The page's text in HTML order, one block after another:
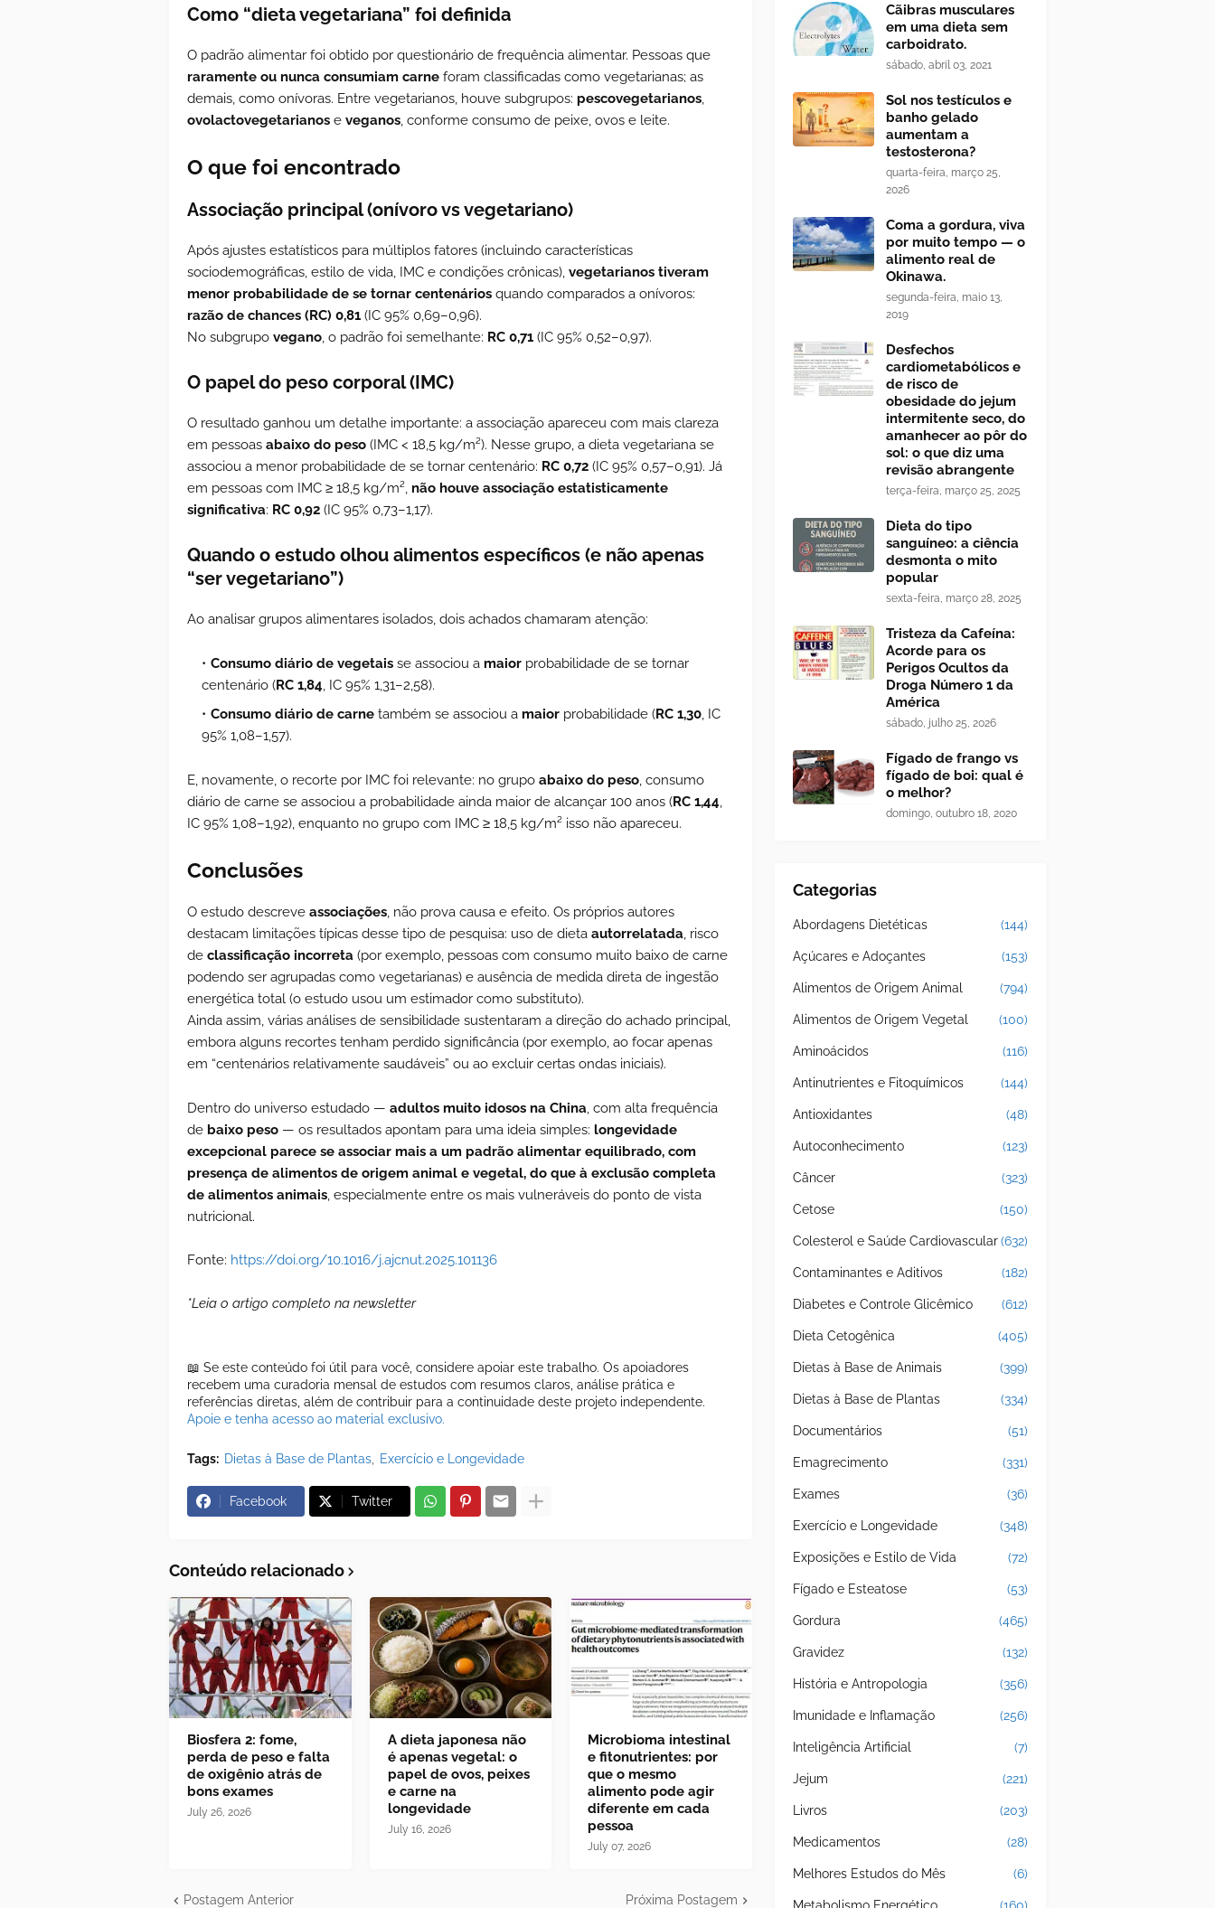
Como “dieta vegetariana” foi definida
O padrão alimentar foi obtido por questionário de frequência alimentar. Pessoas que
raramente ou nunca consumiam carne foram classificadas como vegetarianas; as
demais, como onívoras. Entre vegetarianos, houve subgrupos: pescovegetarianos,
ovolactovegetarianos e veganos, conforme consumo de peixe, ovos e leite.
O que foi encontrado
Associação principal (onívoro vs vegetariano)
Após ajustes estatísticos para múltiplos fatores (incluindo características
sociodemográficas, estilo de vida, IMC e condições crônicas), vegetarianos tiveram
menor probabilidade de se tornar centenários quando comparados a onívoros:
razão de chances (RC) 0,81 (IC 95% 0,69–0,96).
No subgrupo vegano, o padrão foi semelhante: RC 0,71 (IC 95% 0,52–0,97).
O papel do peso corporal (IMC)
O resultado ganhou um detalhe importante: a associação apareceu com mais clareza
em pessoas abaixo do peso (IMC < 18,5 kg/m²). Nesse grupo, a dieta vegetariana se
associou a menor probabilidade de se tornar centenário: RC 0,72 (IC 95% 0,57–0,91). Já
em pessoas com IMC ≥ 18,5 kg/m², não houve associação estatisticamente
significativa: RC 0,92 (IC 95% 0,73–1,17).
Quando o estudo olhou alimentos específicos (e não apenas
“ser vegetariano”)
Ao analisar grupos alimentares isolados, dois achados chamaram atenção:
Consumo diário de vegetais se associou a maior probabilidade de se tornar
centenário (RC 1,84, IC 95% 1,31–2,58).
Consumo diário de carne também se associou a maior probabilidade (RC 1,30, IC
95% 1,08–1,57).
E, novamente, o recorte por IMC foi relevante: no grupo abaixo do peso, consumo
diário de carne se associou a probabilidade ainda maior de alcançar 100 anos (RC 1,44,
IC 95% 1,08–1,92), enquanto no grupo com IMC ≥ 18,5 kg/m² isso não apareceu.
Conclusões
O estudo descreve associações, não prova causa e efeito. Os próprios autores
destacam limitações típicas desse tipo de pesquisa: uso de dieta autorrelatada, risco
de classificação incorreta (por exemplo, pessoas com consumo muito baixo de carne
podendo ser agrupadas como vegetarianas) e ausência de medida direta de ingestão
energética total (o estudo usou um estimador como substituto).
Ainda assim, várias análises de sensibilidade sustentaram a direção do achado principal,
embora alguns recortes tenham perdido significância (por exemplo, ao focar apenas
em “centenários relativamente saudáveis” ou ao excluir certas ondas iniciais).
Dentro do universo estudado — adultos muito idosos na China, com alta frequência
de baixo peso — os resultados apontam para uma ideia simples: longevidade
excepcional parece se associar mais a um padrão alimentar equilibrado, com
presença de alimentos de origem animal e vegetal, do que à exclusão completa
de alimentos animais, especialmente entre os mais vulneráveis do ponto de vista
nutricional.
Fonte: https://doi.org/10.1016/j.ajcnut.2025.101136
*Leia o artigo completo na newsletter
📖 Se este conteúdo foi útil para você, considere apoiar este trabalho. Os apoiadores
recebem uma curadoria mensal de estudos com resumos claros, análise prática e
referências diretas, além de contribuir para a continuidade deste projeto independente.
Apoie e tenha acesso ao material exclusivo.
Tags: Dietas à Base de Plantas Exercício e Longevidade
Facebook Twitter
Conteúdo relacionado
Biosfera 2: fome,
perda de peso e falta
de oxigênio atrás de
bons exames
July 26, 2026
A dieta japonesa não
é apenas vegetal: o
papel de ovos, peixes
e carne na
longevidade
July 16, 2026
Microbioma intestinal
e fitonutrientes: por
que o mesmo
alimento pode agir
diferente em cada
pessoa
July 07, 2026
Postagem Anterior Próxima Postagem
Cãibras musculares
em uma dieta sem
carboidrato.
sábado, abril 03, 2021
Sol nos testículos e
banho gelado
aumentam a
testosterona?
quarta-feira, março 25,
2026
Coma a gordura, viva
por muito tempo — o
alimento real de
Okinawa.
segunda-feira, maio 13,
2019
Desfechos
cardiometabólicos e
de risco de
obesidade do jejum
intermitente seco, do
amanhecer ao pôr do
sol: o que diz uma
revisão abrangente
terça-feira, março 25, 2025
Dieta do tipo
sanguíneo: a ciência
desmonta o mito
popular
sexta-feira, março 28, 2025
Tristeza da Cafeína:
Acorde para os
Perigos Ocultos da
Droga Número 1 da
América
sábado, julho 25, 2026
Fígado de frango vs
fígado de boi: qual é
o melhor?
domingo, outubro 18, 2020
Categorias
Abordagens Dietéticas (144)
Açúcares e Adoçantes (153)
Alimentos de Origem Animal (794)
Alimentos de Origem Vegetal (100)
Aminoácidos (116)
Antinutrientes e Fitoquímicos (144)
Antioxidantes (48)
Autoconhecimento (123)
Câncer (323)
Cetose (150)
Colesterol e Saúde Cardiovascular(632)
Contaminantes e Aditivos (182)
Diabetes e Controle Glicêmico (612)
Dieta Cetogênica (405)
Dietas à Base de Animais (399)
Dietas à Base de Plantas (334)
Documentários (51)
Emagrecimento (331)
Exames (36)
Exercício e Longevidade (348)
Exposições e Estilo de Vida (72)
Fígado e Esteatose (53)
Gordura (465)
Gravidez (132)
História e Antropologia (356)
Imunidade e Inflamação (256)
Inteligência Artificial (7)
Jejum (221)
Livros (203)
Medicamentos (28)
Melhores Estudos do Mês (6)